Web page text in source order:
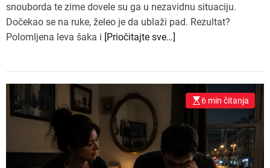
snouborda te zime dovele su ga u nezavidnu situaciju.
Dočekao se na ruke, želeo je da ublaži pad. Rezultat?
Polomljena leva šaka i [Priočitajte sve…]
6 min čitanja